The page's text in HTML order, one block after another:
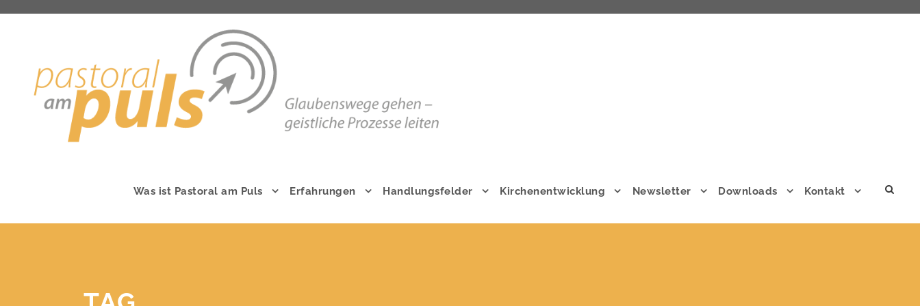
Was ist Pastoral am Puls Erfahrungen Handlungsfelder Kirchenentwicklung Newsletter Downloads Kontakt